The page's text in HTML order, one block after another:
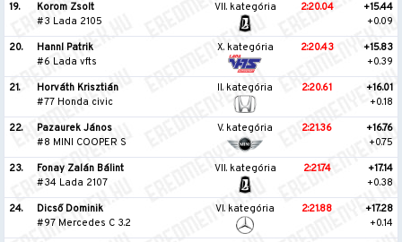
19.
Korom Zsolt
#3 Lada 2105
VII. kategória 2:20.04
+15.44
+0.09
20.
Hannl Patrik
#6 Lada vfts
X. kategória 2:20.43
+15.83
+0.39
21.
Horváth Krisztián
#77 Honda civic
II. kategória 2:20.61
+16.01
+0.18
22.
Pazaurek János
#8 MINI COOPER S
V. kategória 2:21.36
+16.76
+0.75
23.
Fonay Zalán Bálint
#34 Lada 2107
VII. kategória 2:21.74
+17.14
+0.38
24.
Dicső Dominik
#97 Mercedes C 3.2
VI. kategória 2:21.88
+17.28
+0.14